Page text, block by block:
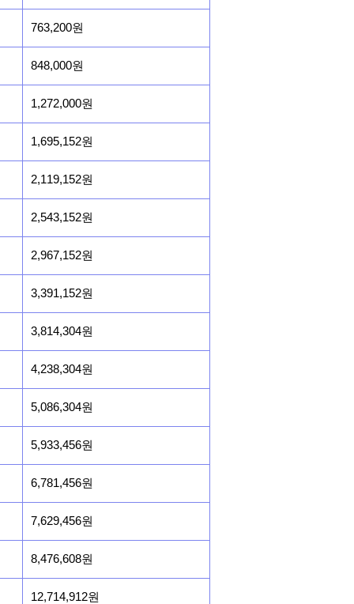
763,200원
848,000원
1,272,000원
1,695,152원
2,119,152원
2,543,152원
2,967,152원
3,391,152원
3,814,304원
4,238,304원
5,086,304원
5,933,456원
6,781,456원
7,629,456원
8,476,608원
12,714,912원